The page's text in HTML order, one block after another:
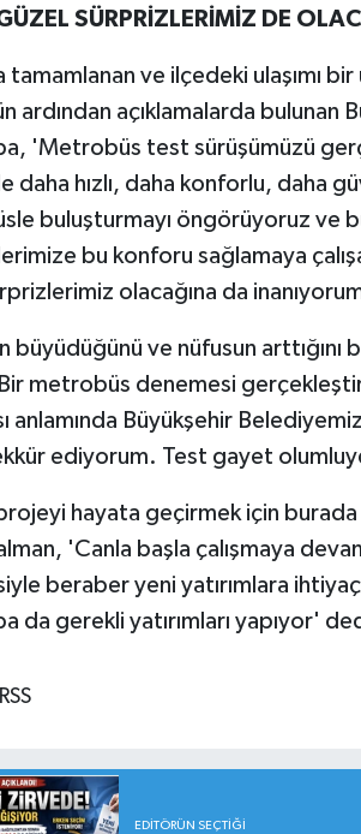
SÜRPRİZLERİMİZ DE
tamamlanan ve ilçedeki ulaşımı
ardından açıklamalarda bulunan
'Metrobüs test sürüşümüzü
daha hızlı, daha konforlu, daha
buluşturmayı öngörüyoruz ve
bu konforu sağlamaya
olacağına da
büyüdüğünü ve nüfusun
metrobüs denemesi
anlamında Büyükşehir
ediyorum. Test gayet
hayata geçirmek için
'Canla başla çalışmaya
beraber yeni yatırımlara
da gerekli yatırımları yapıyor'
RSS
EDITÖRÜN SEÇTIĞI